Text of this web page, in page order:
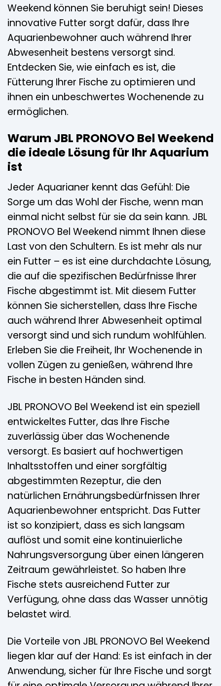
Weekend können Sie beruhigt sein! Dieses
innovative Futter sorgt dafür, dass Ihre
Aquarienbewohner auch während Ihrer
Abwesenheit bestens versorgt sind.
Entdecken Sie, wie einfach es ist, die
Fütterung Ihrer Fische zu optimieren und
ihnen ein unbeschwertes Wochenende zu
ermöglichen.
Warum JBL PRONOVO Bel Weekend
die ideale Lösung für Ihr Aquarium
ist
Jeder Aquarianer kennt das Gefühl: Die
Sorge um das Wohl der Fische, wenn man
einmal nicht selbst für sie da sein kann. JBL
PRONOVO Bel Weekend nimmt Ihnen diese
Last von den Schultern. Es ist mehr als nur
ein Futter – es ist eine durchdachte Lösung,
die auf die spezifischen Bedürfnisse Ihrer
Fische abgestimmt ist. Mit diesem Futter
können Sie sicherstellen, dass Ihre Fische
auch während Ihrer Abwesenheit optimal
versorgt sind und sich rundum wohlfühlen.
Erleben Sie die Freiheit, Ihr Wochenende in
vollen Zügen zu genießen, während Ihre
Fische in besten Händen sind.
JBL PRONOVO Bel Weekend ist ein speziell
entwickeltes Futter, das Ihre Fische
zuverlässig über das Wochenende
versorgt. Es basiert auf hochwertigen
Inhaltsstoffen und einer sorgfältig
abgestimmten Rezeptur, die den
natürlichen Ernährungsbedürfnissen Ihrer
Aquarienbewohner entspricht. Das Futter
ist so konzipiert, dass es sich langsam
auflöst und somit eine kontinuierliche
Nahrungsversorgung über einen längeren
Zeitraum gewährleistet. So haben Ihre
Fische stets ausreichend Futter zur
Verfügung, ohne dass das Wasser unnötig
belastet wird.
Die Vorteile von JBL PRONOVO Bel Weekend
liegen klar auf der Hand: Es ist einfach in der
Anwendung, sicher für Ihre Fische und sorgt